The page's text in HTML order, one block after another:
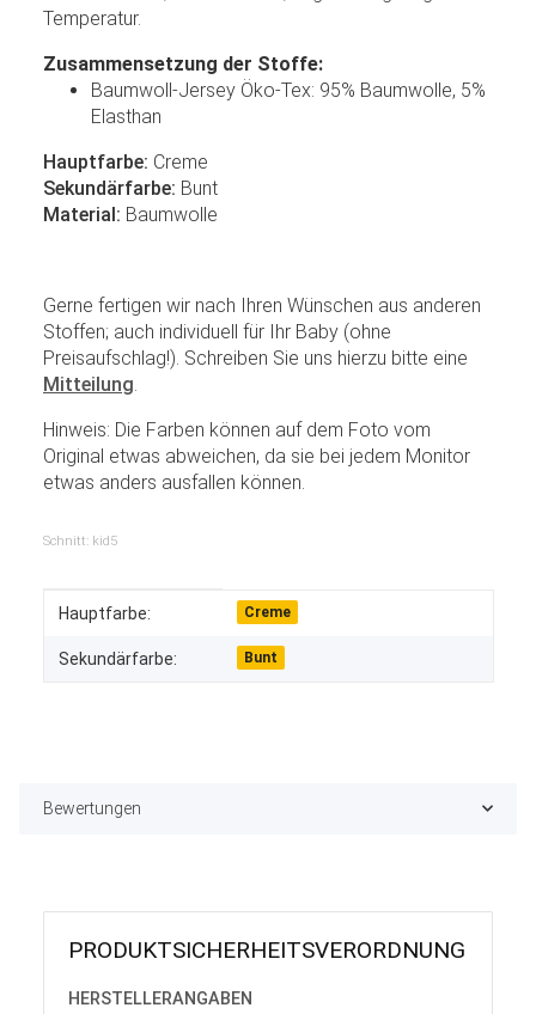
Temperatur.
Zusammensetzung der Stoffe:
Baumwoll-Jersey Öko-Tex: 95% Baumwolle, 5%
Elasthan
Hauptfarbe: Creme
Sekundärfarbe: Bunt
Material: Baumwolle
Gerne fertigen wir nach Ihren Wünschen aus anderen
Stoffen; auch individuell für Ihr Baby (ohne
Preisaufschlag!). Schreiben Sie uns hierzu bitte eine
Mitteilung
Hinweis: Die Farben können auf dem Foto vom
Original etwas abweichen, da sie bei jedem Monitor
etwas anders ausfallen können.
Schnitt: kid5
Produkteigenschaft
Wert
Hauptfarbe: Creme
Sekundärfarbe: Bunt
Bewertungen
PRODUKT­SICHER­HEITS­VER­ORD­NUNG
HERSTELLER­ANGABEN